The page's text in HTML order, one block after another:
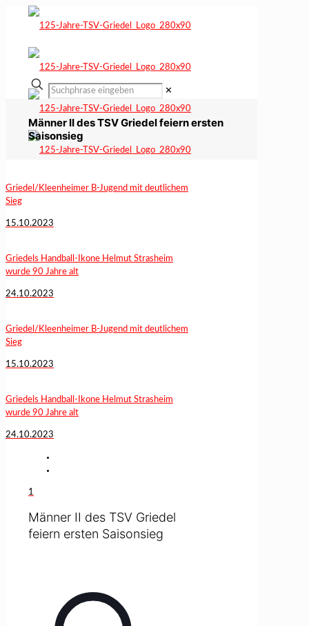
✕
Männer II des TSV Griedel feiern ersten
Saisonsieg
Griedel/Kleenheimer B-Jugend mit deutlichem
Sieg
15.10.2023
Griedels Handball-Ikone Helmut Strasheim
wurde 90 Jahre alt
24.10.2023
Griedel/Kleenheimer B-Jugend mit deutlichem
Sieg
15.10.2023
Griedels Handball-Ikone Helmut Strasheim
wurde 90 Jahre alt
24.10.2023
1
Männer II des TSV Griedel
feiern ersten Saisonsieg